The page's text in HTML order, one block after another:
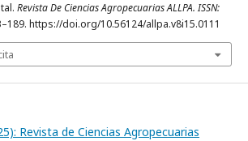
Revista De Ciencias Agropecuarias ALLPA. ISSN:
https://doi.org/10.56124/allpa.v8i15.0111
Revista de Ciencias Agropecuarias